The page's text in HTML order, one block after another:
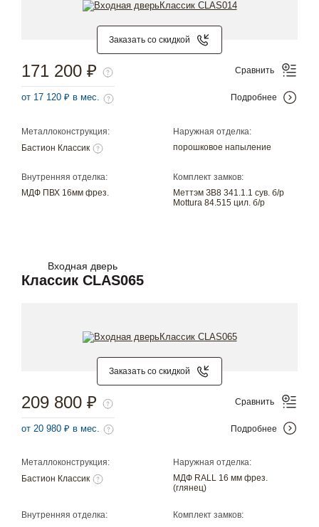
Заказать со скидкой
Металлоконструкция:
Бастион Классик
Наружная отделка:
порошковое напыление
Внутренняя отделка:
МДФ ПВХ 16мм фрез.
Комплект замков:
Меттэм ЗВ8 341.1.1 сув. б/р
Mottura 84.515 цил. б/р
171 200 ₽
от 17 120 ₽ в мес.
Сравнить
Подробнее
Входная дверь
Классик CLAS065
Заказать со скидкой
Металлоконструкция:
Бастион Классик
Наружная отделка:
МДФ RALL 16 мм фрез.
(глянец)
Внутренняя отделка:
Комплект замков:
209 800 ₽
от 20 980 ₽ в мес.
Сравнить
Подробнее